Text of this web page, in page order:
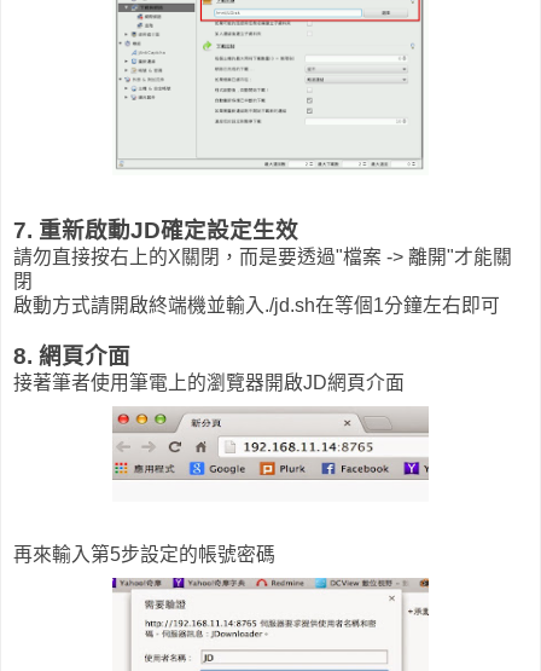
7. 重新啟動JD確定設定生效
請勿直接按右上的X關閉，而是要透過"檔案 -> 離開"才能關
閉
啟動方式請開啟終端機並輸入./jd.sh在等個1分鐘左右即可
8. 網頁介面
接著筆者使用筆電上的瀏覽器開啟JD網頁介面
再來輸入第5步設定的帳號密碼